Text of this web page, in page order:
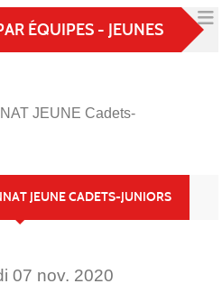
ÉQUIPES - JEUNES
JEUNE Cadets-
JEUNE CADETS-JUNIORS
07 nov. 2020